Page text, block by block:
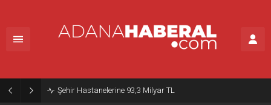
Şehir Hastanelerine 93,3 Milyar TL